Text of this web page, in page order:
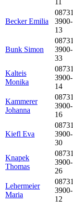
Becker Emilia
08731
3900-
13
Bunk Simon
08731
3900-
33
Kalteis
Monika
08731
3900-
14
Kammerer
Johanna
08731
3900-
16
Kiefl Eva
08731
3900-
30
Knapek
Thomas
08731
3900-
26
Lehermeier
Maria
08731
3900-
12